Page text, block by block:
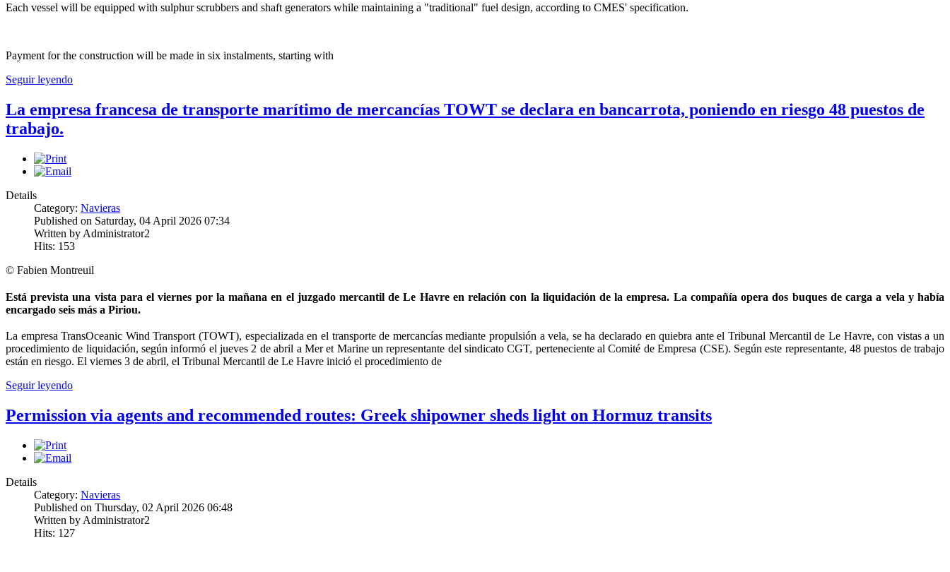
Each vessel will be equipped with sulphur scrubbers and shaft generators while maintaining a "traditional" fuel design, according to CMES' specification.
Payment for the construction will be made in six instalments, starting with
Seguir leyendo
La empresa francesa de transporte marítimo de mercancías TOWT se declara en bancarrota, poniendo en riesgo 48 puestos de
trabajo.
Details
Category: Navieras
Published on Saturday, 04 April 2026 07:34
Written by Administrator2
Hits: 153
© Fabien Montreuil
Está prevista una vista para el viernes por la mañana en el juzgado mercantil de Le Havre en relación con la liquidación de la empresa. La compañía opera dos buques de carga a vela y había
encargado seis más a Piriou.
La empresa TransOceanic Wind Transport (TOWT), especializada en el transporte de mercancías mediante propulsión a vela, se ha declarado en quiebra ante el Tribunal Mercantil de Le Havre, con vistas a un
procedimiento de liquidación, según informó el jueves 2 de abril a Mer et Marine un representante del sindicato CGT, perteneciente al Comité de Empresa (CSE). Según este representante, 48 puestos de trabajo
están en riesgo. El viernes 3 de abril, el Tribunal Mercantil de Le Havre inició el procedimiento de
Seguir leyendo
Permission via agents and recommended routes: Greek shipowner sheds light on Hormuz transits
Details
Category: Navieras
Published on Thursday, 02 April 2026 06:48
Written by Administrator2
Hits: 127